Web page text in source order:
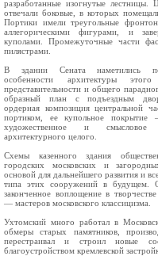
разработанные изогнутые лестницы.
отвечали боковые, в которых
Портики имели треугольные
аллегорическими фигурами, и
куполами. Промежуточные части
пилястрами.
В здании Сената наметились
особенности архитектуры
представительности и общего
образный план с подъездным
ордерная композиция центральной
портиком, ее купольное покрытие
художественное и смысловое
архитектурного целого.
Схемы казенного здания
городских московских и
основой для дальнейшего развития и
типа этих сооружений в будущем.
законченное воплощение в
— мастеров московского классицизма.
Ухтомский много работал в
обмеры старых памятников,
перестраивал и строил новые
благоустройством кремлевской